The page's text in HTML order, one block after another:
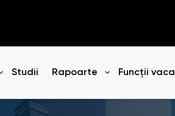
Deschide meniul
Studii Rapoarte
Deschide
Funcții